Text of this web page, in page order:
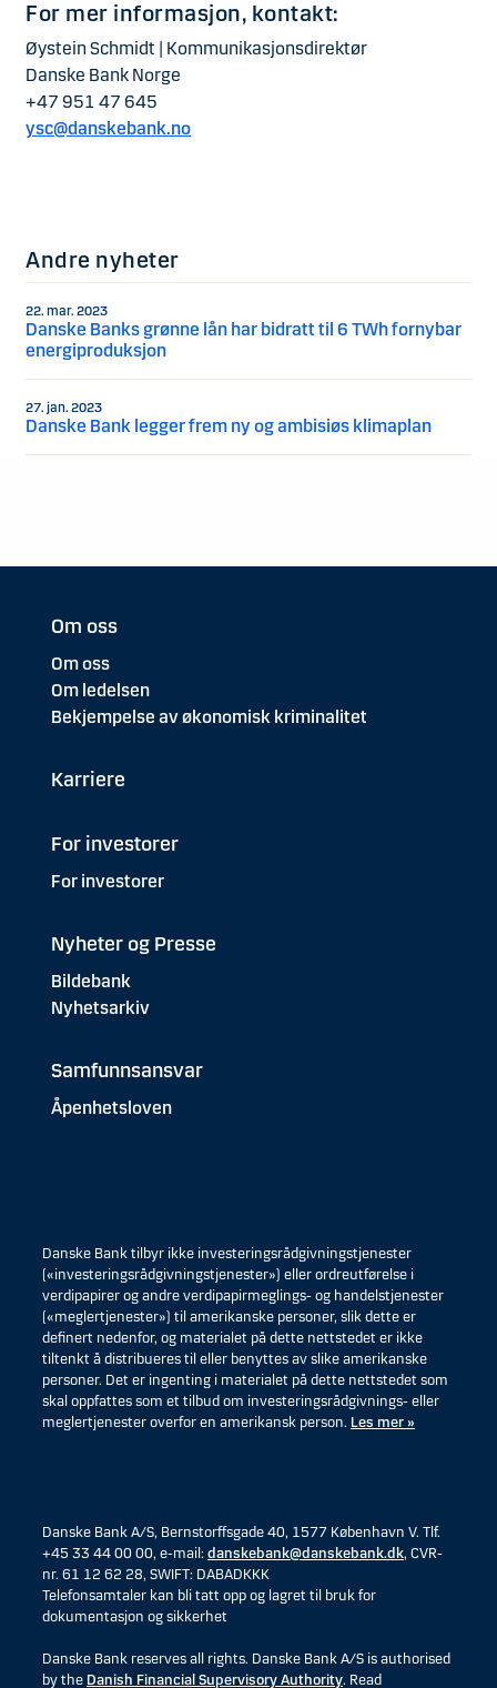
For mer informasjon, kontakt:
Øystein Schmidt | Kommunikasjonsdirektør
Danske Bank Norge
+47 951 47 645
ysc@danskebank.no
Andre nyheter
22. mar. 2023
Danske Banks grønne lån har bidratt til 6 TWh fornybar
energiproduksjon
27. jan. 2023
Danske Bank legger frem ny og ambisiøs klimaplan
Om oss
Om oss
Om ledelsen
Bekjempelse av økonomisk kriminalitet
Karriere
For investorer
For investorer
Nyheter og Presse
Bildebank
Nyhetsarkiv
Samfunnsansvar
Åpenhetsloven
Danske Bank tilbyr ikke investeringsrådgivningstjenester
(«investeringsrådgivningstjenester») eller ordreutførelse i
verdipapirer og andre verdipapirmeglings- og handelstjenester
(«meglertjenester») til amerikanske personer, slik dette er
definert nedenfor, og materialet på dette nettstedet er ikke
tiltenkt å distribueres til eller benyttes av slike amerikanske
personer. Det er ingenting i materialet på dette nettstedet som
skal oppfattes som et tilbud om investeringsrådgivnings- eller
meglertjenester overfor en amerikansk person. Les mer »
Danske Bank A/S, Bernstorffsgade 40, 1577 København V. Tlf.
+45 33 44 00 00, e-mail: danskebank@danskebank.dk, CVR-
nr. 61 12 62 28, SWIFT: DABADKKK
Telefonsamtaler kan bli tatt opp og lagret til bruk for
dokumentasjon og sikkerhet
Danske Bank reserves all rights. Danske Bank A/S is authorised
by the Danish Financial Supervisory Authority. Read